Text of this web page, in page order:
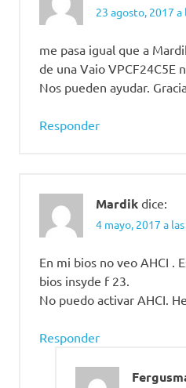
23 agosto, 2017 a
me pasa igual que a
de una Vaio VPCF24C5E
Nos pueden ayudar.
Responder
Mardik dice:
4 mayo, 2017 a
En mi bios no veo AHCI .
bios insyde f 23.
No puedo activar AHCI.
Responder